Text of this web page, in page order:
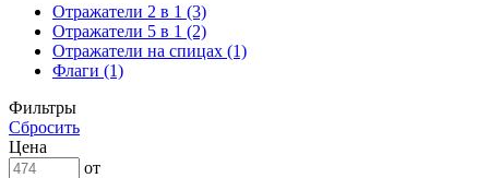
Отражатели 2 в 1 (3)
Отражатели 5 в 1 (2)
Отражатели на спицах (1)
Флаги (1)
Фильтры
Сбросить
Цена
от